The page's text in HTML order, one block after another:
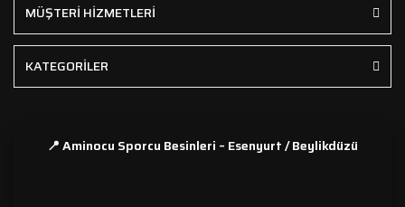
MÜŞTERİ HİZMETLERİ
KATEGORİLER
📍 Aminocu Sporcu Besinleri – Esenyurt / Beylikdüzü